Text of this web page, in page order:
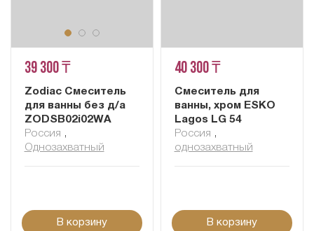
39 300 ₸
Zodiac Смеситель
для ванны без д/а
ZODSB02i02WA
Россия ,
Однозахватный
В корзину
40 300 ₸
Смеситель для
ванны, хром ESKO
Lagos LG 54
Россия ,
однозахватный
В корзину